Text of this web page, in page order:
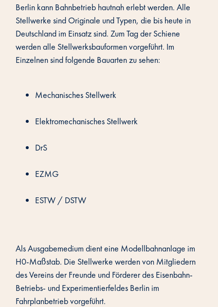
Berlin kann Bahnbetrieb hautnah erlebt werden. Alle
Stellwerke sind Originale und Typen, die bis heute in
Deutschland im Einsatz sind. Zum Tag der Schiene
werden alle Stellwerksbauformen vorgeführt. Im
Einzelnen sind folgende Bauarten zu sehen:
Mechanisches Stellwerk
Elektromechanisches Stellwerk
DrS
EZMG
ESTW / DSTW
Als Ausgabemedium dient eine Modellbahnanlage im
H0-Maßstab. Die Stellwerke werden von Mitgliedern
des Vereins der Freunde und Förderer des Eisenbahn-
Betriebs- und Experimentierfeldes Berlin im
Fahrplanbetrieb vorgeführt.